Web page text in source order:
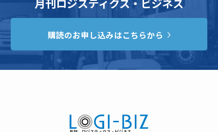
購読のお申し込みはこちらから